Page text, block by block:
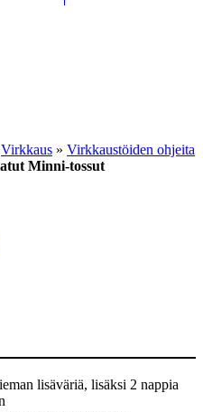
Virkkaus » Virkkaustöiden ohjeita
Minni-tossut
lisäväriä, lisäksi 2 nappia